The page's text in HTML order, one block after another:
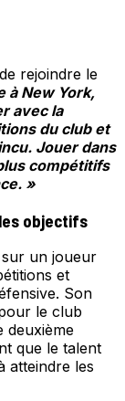
rejoindre le
à New York,
avec la
du club et
Jouer dans
compétitifs
»
objectifs
sur un joueur
et
Son
le club
deuxième
que le talent
atteindre les